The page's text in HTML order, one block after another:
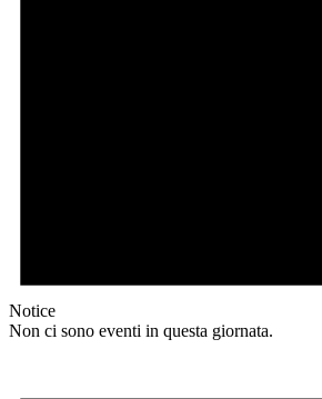
Notice
Non ci sono eventi in questa giornata.